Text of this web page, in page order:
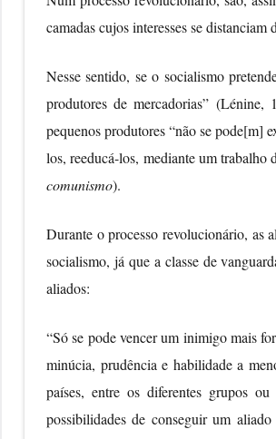
camadas cujos interesses se distanciam
Nesse sentido, se o socialismo
produtores de mercadorias” (Lénine,
pequenos produtores “não se pode[m]
los, reeducá-los, mediante um
comunismo).
Durante o processo revolucionário, as
socialismo, já que a classe de
aliados:
“Só se pode vencer um inimigo mais
minúcia, prudência e habilidade a
países, entre os diferentes grupos
possibilidades de conseguir um